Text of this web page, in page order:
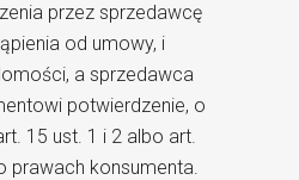
przez sprzedawcę
od umowy, i
a sprzedawca
potwierdzenie, o
15 ust. 1 i 2 albo art.
prawach konsumenta.